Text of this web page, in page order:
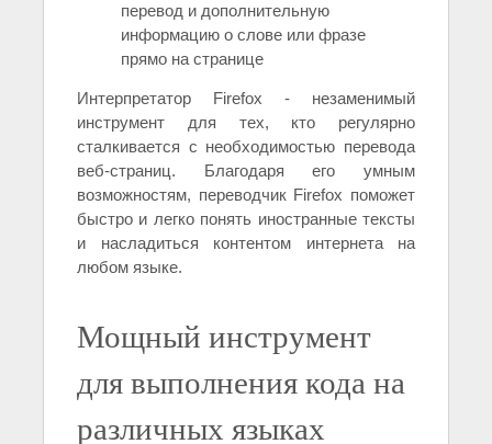
перевод и дополнительную
информацию о слове или фразе
прямо на странице
Интерпретатор Firefox - незаменимый
инструмент для тех, кто регулярно
сталкивается с необходимостью перевода
веб-страниц. Благодаря его умным
возможностям, переводчик Firefox поможет
быстро и легко понять иностранные тексты
и насладиться контентом интернета на
любом языке.
Мощный инструмент
для выполнения кода на
различных языках